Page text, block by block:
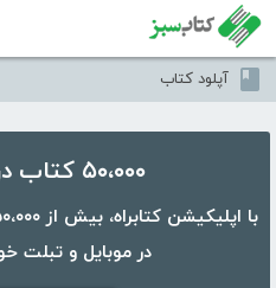
آپلود کتاب
۵۰،۰۰۰ کتاب در موبایل شما
در موبایل و تبلت